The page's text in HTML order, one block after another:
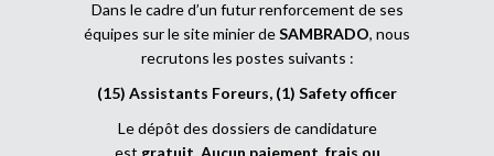
Dans le cadre d’un futur renforcement de ses
équipes sur le site minier deSAMBRADO, nous
recrutons les postes suivants :
(15) Assistants Foreurs, (1) Safety officer
Le dépôt des dossiers de candidature
est gratuit Aucun paiement, frais ou